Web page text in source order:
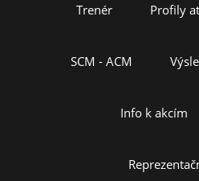
Trenér Profily
SCM - ACM
Info k akcím